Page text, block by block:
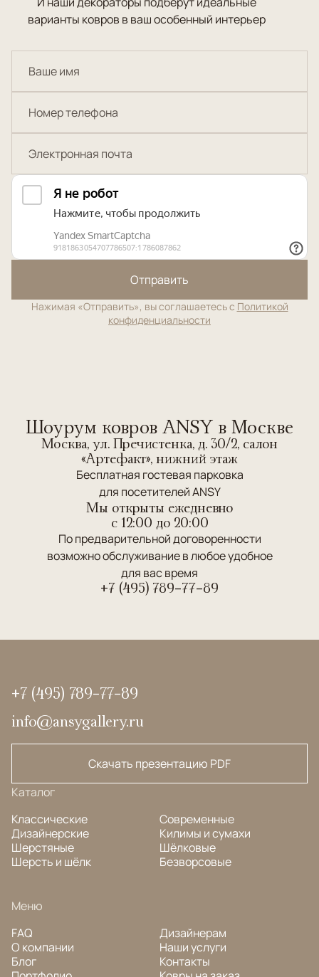
варианты ковров в ваш особенный интерьер
Отправить
Нажимая «Отправить», вы соглашаетесь с Политикой
конфиденциальности
Шоурум ковров ANSY в Москве
Москва, ул. Пречистенка, д. 30/2, салон
«Артефакт», нижний этаж
Бесплатная гостевая парковка
для посетителей ANSY
Мы открыты ежедневно
c 12:00 до 20:00
По предварительной договоренности
возможно обслуживание в любое удобное
для вас время
+7 (495) 789-77-89
+7 (495) 789-77-89
info@ansygallery.ru
Скачать презентацию PDF
Каталог
Классические
Дизайнерские
Шерстяные
Шерсть и шёлк
Современные
Килимы и сумахи
Шёлковые
Безворсовые
Меню
FAQ
О компании
Блог
Дизайнерам
Наши услуги
Контакты